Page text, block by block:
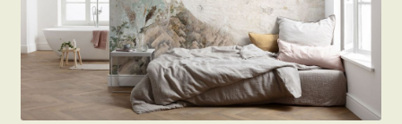
Beton hatású tapéták
Kapcsolat